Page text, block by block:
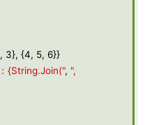
3}, {4, 5, 6}}
{String.Join(", ",